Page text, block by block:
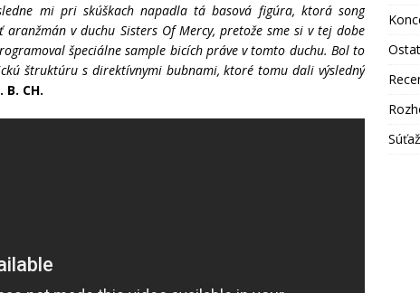
mi pri skúškach napadla tá basová figúra, ktorá song
v duchu Sisters Of Mercy, pretože sme si v tej dobe
špeciálne sample bicích práve v tomto duchu. Bol to
štruktúru s direktívnymi bubnami, ktoré tomu dali výsledný
B. CH.
Súťaž